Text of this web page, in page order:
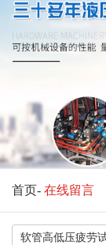
首页- 在线留言